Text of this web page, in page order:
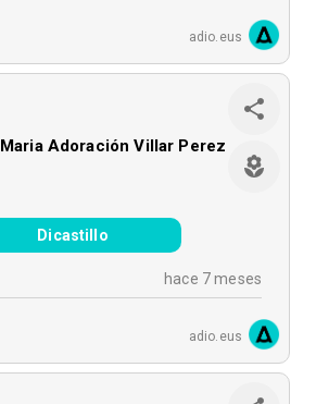
adio.eus
Maria Adoración Villar Perez
Dicastillo
hace 7 meses
adio.eus